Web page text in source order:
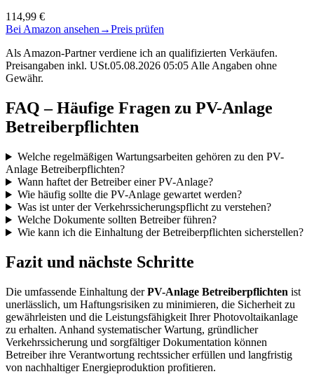
114,99 €
Bei Amazon ansehen →Preis prüfen
Als Amazon-Partner verdiene ich an qualifizierten Verkäufen.
Preisangaben inkl. USt.05.08.2026 05:05 Alle Angaben ohne
Gewähr.
FAQ – Häufige Fragen zu PV-Anlage
Betreiberpflichten
Welche regelmäßigen Wartungsarbeiten gehören zu den PV-
Anlage Betreiberpflichten?
Wann haftet der Betreiber einer PV-Anlage?
Wie häufig sollte die PV-Anlage gewartet werden?
Was ist unter der Verkehrssicherungspflicht zu verstehen?
Welche Dokumente sollten Betreiber führen?
Wie kann ich die Einhaltung der Betreiberpflichten sicherstellen?
Fazit und nächste Schritte
Die umfassende Einhaltung derPV-Anlage Betreiberpflichten ist
unerlässlich, um Haftungsrisiken zu minimieren, die Sicherheit zu
gewährleisten und die Leistungsfähigkeit Ihrer Photovoltaikanlage
zu erhalten. Anhand systematischer Wartung, gründlicher
Verkehrssicherung und sorgfältiger Dokumentation können
Betreiber ihre Verantwortung rechtssicher erfüllen und langfristig
von nachhaltiger Energieproduktion profitieren.